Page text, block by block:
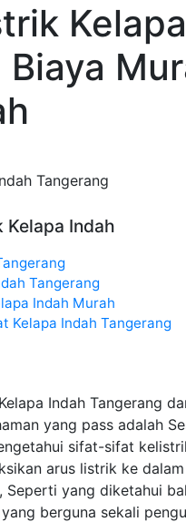
Biaya
Tangerang
Indah
Tangerang
Indah Murah
Kelapa Indah Tangerang
Indah Tangerang
yang pass adalah
sifat-sifat
arus listrik ke
yang diketahui
berguna sekali